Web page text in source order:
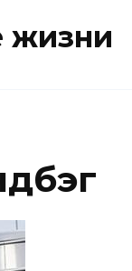
жизни